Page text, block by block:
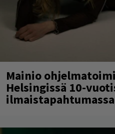
Mainio
Helsingissä 10-